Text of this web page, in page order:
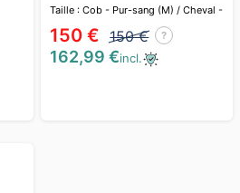
Taille : Cob - Pur-sang (M) / Cheval -
Full (L)
150 € 150 € ?
162,99 €incl.